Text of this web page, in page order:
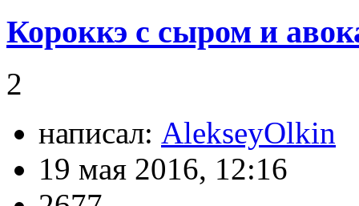
Короккэ с сыром и
2
написал: AlekseyOlkin
19 мая 2016, 12:16